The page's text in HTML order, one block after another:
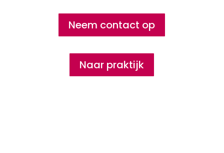
Neem contact op
Naar praktijk